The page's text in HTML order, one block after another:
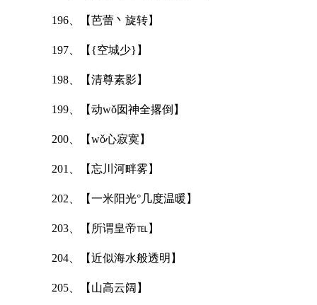
196、【芭蕾丶旋转】
197、【{空城少}】
198、【清尊素影】
199、【动wǒ囡神全撂倒】
200、【wǒ心寂寞】
201、【忘川河畔雾】
202、【一米阳光°几度温暖】
203、【所谓皇帝℡】
204、【近似海水般透明】
205、【山高云阔】